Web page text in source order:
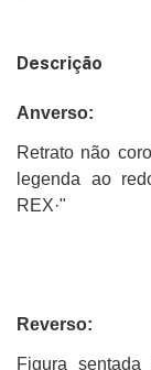
Descrição
Anverso:
Retrato não
legenda ao
REX·"
Reverso:
Figura